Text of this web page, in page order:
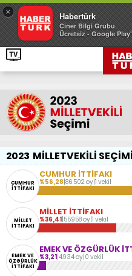
× Habertürk
Ciner Bilgi Grubu
Ücretsiz - Google
2023 MİLLETVEKİLİ SEÇİMİ
CUMHUR
İTTİFAKI
CUMHUR İTTİFAKI
%56,28 86.502 oy 1 vekil
MİLLET
İTTİFAKI
MİLLET İTTİFAKI
%36,41 55.958 oy 1 vekil
EMEK VE
ÖZGÜRLÜK
İTTİFAKI
EMEK VE ÖZGÜRLÜK
%3,21 4.934 oy 0 vekil